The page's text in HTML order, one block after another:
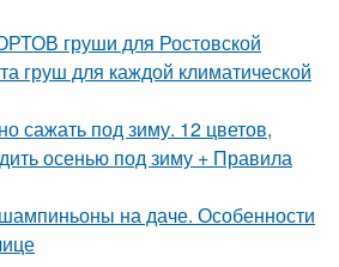
груши для Ростовской
груш для каждой климатической
сажать под зиму. 12 цветов,
осенью под зиму + Правила
на даче. Особенности